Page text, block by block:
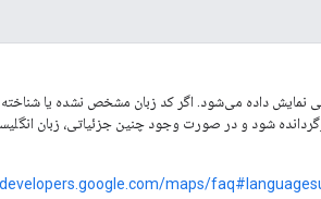
نمایش داده می‌شود. اگر کد زبان مشخص نشده یا
شود و در صورت وجود چنین جزئیاتی، زبان
maps/